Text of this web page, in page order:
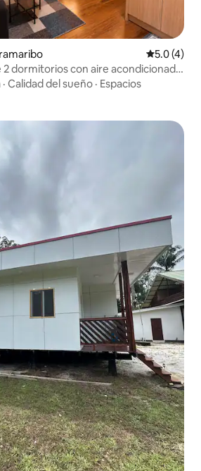
5.0 (4)
dormitorios con aire acondicionado
North
· Calidad del sueño · Espacios